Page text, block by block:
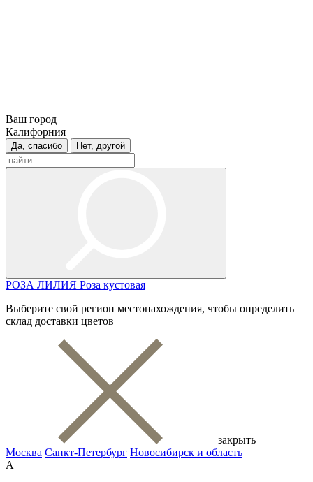
Ваш город
Калифорния
Да, спасибо Нет, другой
РОЗА ЛИЛИЯ Роза кустовая
Выберите свой регион местонахождения, чтобы определить
склад доставки цветов
закрыть
Москва Санкт-Петербург Новосибирск и область
А